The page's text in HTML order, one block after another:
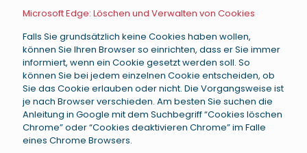
Microsoft Edge: Löschen und Verwalten von Cookies
Falls Sie grundsätzlich keine Cookies haben wollen,
können Sie Ihren Browser so einrichten, dass er Sie immer
informiert, wenn ein Cookie gesetzt werden soll. So
können Sie bei jedem einzelnen Cookie entscheiden, ob
Sie das Cookie erlauben oder nicht. Die Vorgangsweise ist
je nach Browser verschieden. Am besten Sie suchen die
Anleitung in Google mit dem Suchbegriff “Cookies löschen
Chrome” oder “Cookies deaktivieren Chrome” im Falle
eines Chrome Browsers.